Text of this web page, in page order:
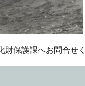
財保護課へお問合せ